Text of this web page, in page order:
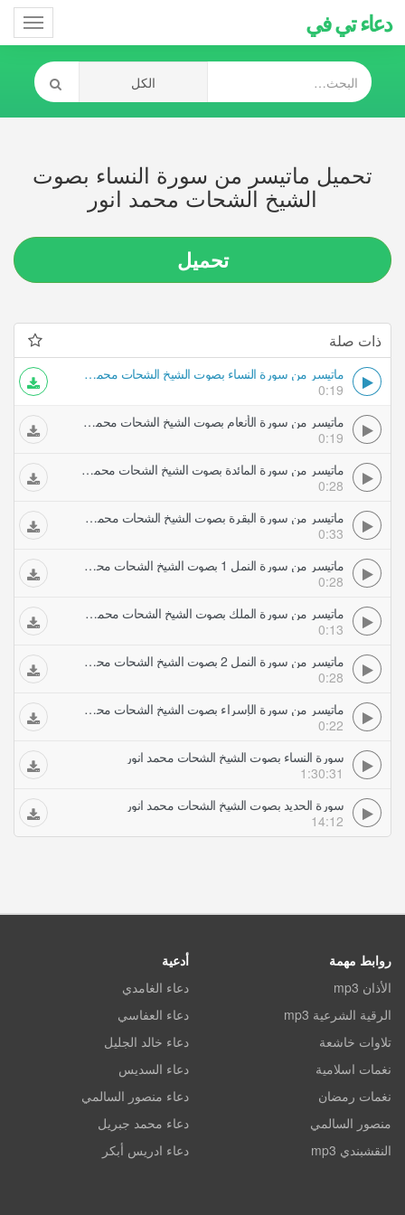
دعاء تي في
تحميل ماتيسر من سورة النساء بصوت
الشيخ الشحات محمد انور
تحميل
ذات صلة
ماتيسر من سورة النساء بصوت الشيخ الشحات محمد انور
0:19
ماتيسر من سورة الأنعام بصوت الشيخ الشحات محمد انور
0:19
ماتيسر من سورة المائدة بصوت الشيخ الشحات محمد انور
0:28
ماتيسر من سورة البقرة بصوت الشيخ الشحات محمد انور
0:33
ماتيسر من سورة النمل 1 بصوت الشيخ الشحات محمد انور
0:28
ماتيسر من سورة الملك بصوت الشيخ الشحات محمد انور
0:13
ماتيسر من سورة النمل 2 بصوت الشيخ الشحات محمد انور
0:28
ماتيسر من سورة الإسراء بصوت الشيخ الشحات محمد انور
0:22
سورة النساء بصوت الشيخ الشحات محمد انور
1:30:31
سورة الحديد بصوت الشيخ الشحات محمد انور
14:12
روابط مهمة
الأذان mp3
الرقية الشرعية mp3
تلاوات خاشعة
نغمات اسلامية
نغمات رمضان
منصور السالمي
النقشبندي mp3
أدعية
دعاء الغامدي
دعاء العفاسي
دعاء خالد الجليل
دعاء السديس
دعاء منصور السالمي
دعاء محمد جبريل
دعاء ادريس أبكر